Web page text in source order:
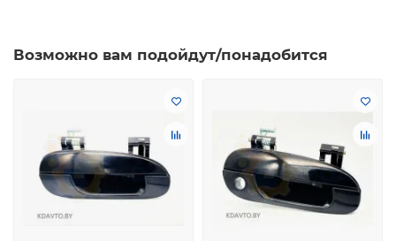
Возможно вам подойдут/понадобится